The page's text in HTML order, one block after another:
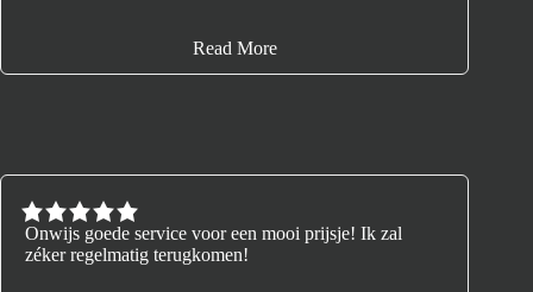
Read More
Onwijs goede service voor een mooi prijsje! Ik zal
zéker regelmatig terugkomen!